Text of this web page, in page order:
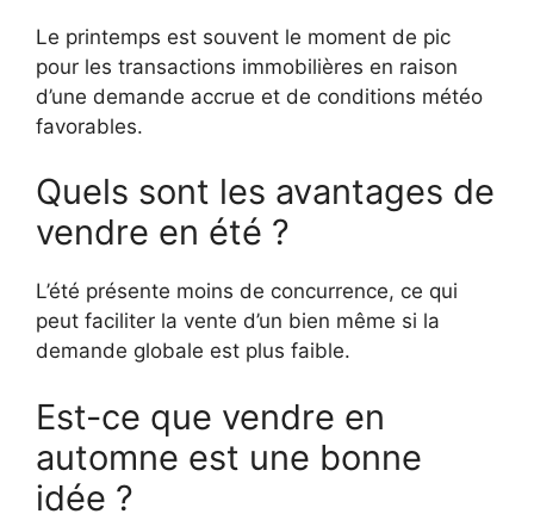
Le printemps est souvent le moment de pic
pour les transactions immobilières en raison
d’une demande accrue et de conditions météo
favorables.
Quels sont les avantages de
vendre en été ?
L’été présente moins de concurrence, ce qui
peut faciliter la vente d’un bien même si la
demande globale est plus faible.
Est-ce que vendre en
automne est une bonne
idée ?